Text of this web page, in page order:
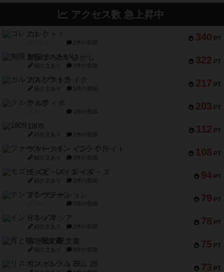
アクセス数 急上昇中
340 PT
コレクト！
1件の投稿
322 PT
無限まちがいさがし
紹介文あり 2件の投稿
217 PT
ガルフストライク
紹介文あり 1件の投稿
203 PT
クルティボ
1件の投稿
112 PT
1809
紹介文あり 1件の投稿
108 PT
ファースト・イン・フライト
紹介文あり 3件の投稿
94 PT
モズビ－ズ・レイダ－ズ
紹介文あり 1件の投稿
79 PT
テンプテーション
2件の投稿
78 PT
インドネシア
紹介文あり 2件の投稿
75 PT
宵と暁の呪文書
紹介文あり 8件の投稿
73 PT
リスボン・トラム 28